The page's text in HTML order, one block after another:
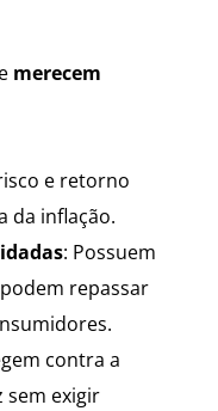
merecem
e retorno
da inflação.
: Possuem
repassar
contra a
sem exigir